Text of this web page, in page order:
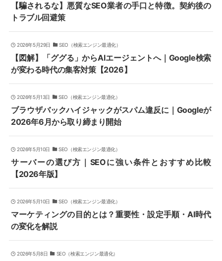
【騙されるな】悪質なSEO業者の手口と特徴。契約後の
トラブル回避策
2026年5月29日 SEO（検索エンジン最適化）
【図解】「ググる」からAIエージェントへ｜Google検索
が変わる時代の集客対策【2026】
2026年5月13日 SEO（検索エンジン最適化）
ブラウザバックハイジャックがスパム違反に｜Googleが
2026年6月から取り締まり開始
2026年5月10日 SEO（検索エンジン最適化）
サーバーの選び方｜SEOに強い条件とおすすめ比較
【2026年版】
2026年5月10日 SEO（検索エンジン最適化）
マーケティングの目的とは？重要性・設定手順・AI時代
の変化を解説
2026年5月8日 SEO（検索エンジン最適化）